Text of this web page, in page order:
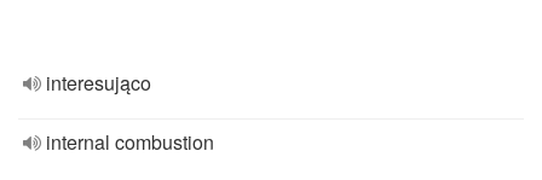
interesująco
internal combustion